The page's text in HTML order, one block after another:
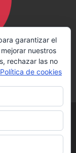
reservados
garantizar el
nuestros
rechazar las no
Política de cookies